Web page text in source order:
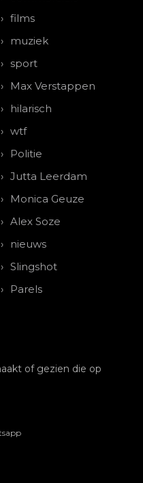
films
muziek
sport
Max Verstappen
hilarisch
wtf
Politie
Jutta Leerdam
Monica Geuze
Alex Soze
nieuws
Slingshot
Parels
of gezien die op